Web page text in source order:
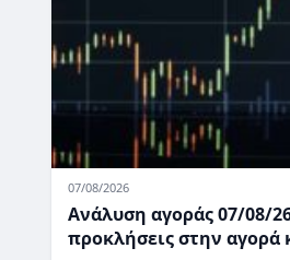
07/08/2026
Ανάλυση αγοράς 07/08/
προκλήσεις στην